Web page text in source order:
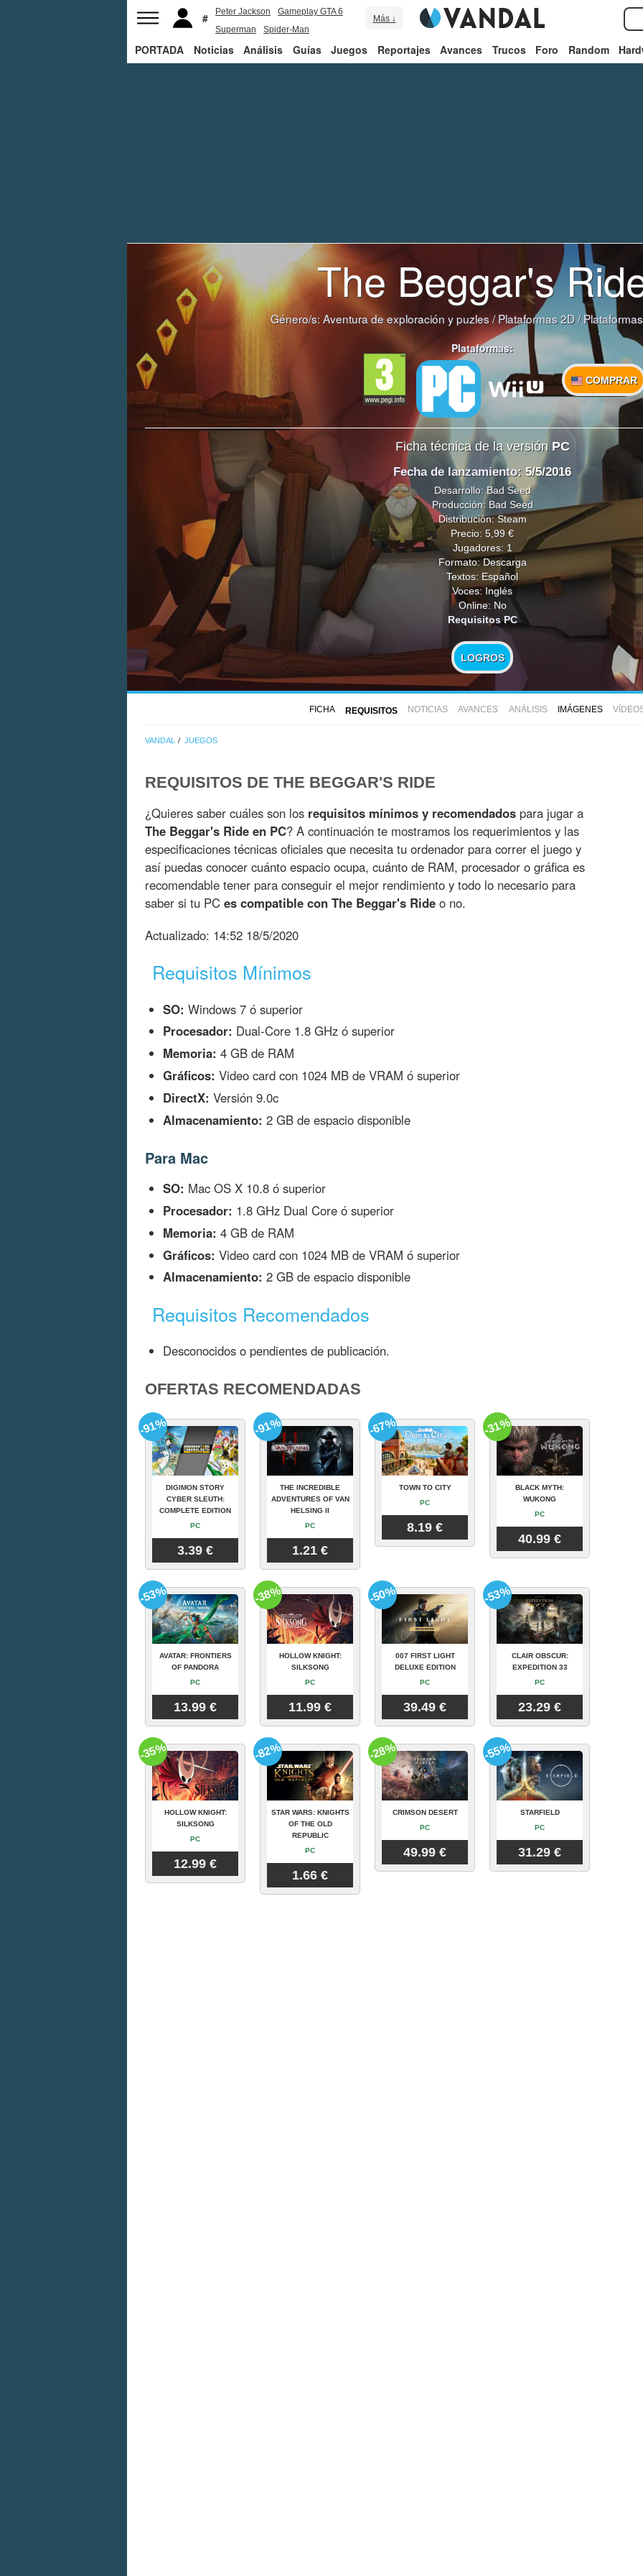
Peter Jackson
Gameplay GTA 6
Superman
Spider-Man
Más ↓
PORTADA Noticias Análisis Guías Juegos Reportajes Avances Trucos Foro Random
The Beggar's
Género/s:Aventura de exploración y puzles/Plataformas 2D/
Plataformas:
COMPRAR
Ficha técnica de la versión PC
Fecha de lanzamiento: 5/5/2016
Desarrollo: Bad Seed
Producción: Bad Seed
Distribución: Steam
Precio: 5,99 €
Jugadores: 1
Formato: Descarga
Textos: Español
Voces: Inglés
Online: No
Requisitos PC
LOGROS
FICHA REQUISITOS NOTICIAS AVANCES ANÁLISIS IMÁGENES
VANDAL JUEGOS
REQUISITOS DE THE BEGGAR'S RIDE
¿Quieres saber cuáles son los requisitos mínimos y recomendados para jugar a
The Beggar's Ride en PC? A continuación te mostramos los requerimientos y las
especificaciones técnicas oficiales que necesita tu ordenador para correr el juego y
así puedas conocer cuánto espacio ocupa, cuánto de RAM, procesador o gráfica es
recomendable tener para conseguir el mejor rendimiento y todo lo necesario para
saber si tu PC es compatible con The Beggar's Ride o no.
Actualizado: 14:52 18/5/2020
Requisitos Mínimos
SO: Windows 7 ó superior
Procesador: Dual-Core 1.8 GHz ó superior
Memoria: 4 GB de RAM
Gráficos: Video card con 1024 MB de VRAM ó superior
DirectX: Versión 9.0c
Almacenamiento: 2 GB de espacio disponible
Para Mac
SO: Mac OS X 10.8 ó superior
Procesador: 1.8 GHz Dual Core ó superior
Memoria: 4 GB de RAM
Gráficos: Video card con 1024 MB de VRAM ó superior
Almacenamiento: 2 GB de espacio disponible
Requisitos Recomendados
Desconocidos o pendientes de publicación.
OFERTAS RECOMENDADAS
DIGIMON STORY
CYBER SLEUTH:
COMPLETE EDITION
PC
3.39 €
-91%
THE INCREDIBLE
ADVENTURES OF VAN
HELSING II
PC
1.21 €
-91%
TOWN TO CITY
PC
8.19 €
-67%
BLACK MYTH:
WUKONG
PC
40.99 €
-31%
AVATAR: FRONTIERS
OF PANDORA
PC
13.99 €
-53%
HOLLOW KNIGHT:
SILKSONG
PC
11.99 €
-38%
007 FIRST LIGHT
DELUXE EDITION
PC
39.49 €
-50%
CLAIR OBSCUR:
EXPEDITION 33
PC
23.29 €
-53%
HOLLOW KNIGHT:
SILKSONG
PC
12.99 €
-35%
STAR WARS: KNIGHTS
OF THE OLD
REPUBLIC
PC
1.66 €
-82%
CRIMSON DESERT
PC
49.99 €
-28%
STARFIELD
PC
31.29 €
-55%